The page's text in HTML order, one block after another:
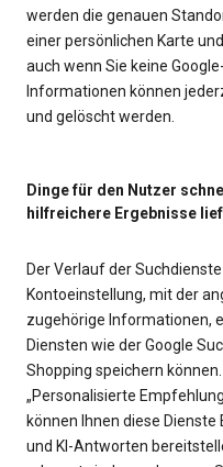
werden die genauen
einer persönlichen Karte
auch wenn Sie keine
Informationen können
und gelöscht werden.
Dinge für den Nutzer
hilfreichere Ergebnisse
Der Verlauf der
Kontoeinstellung, mit der
zugehörige Informationen,
Diensten wie der Google
Shopping speichern
„Personalisierte
können Ihnen diese
und KI-Antworten